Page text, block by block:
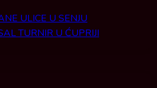
ULICE U SENJU
TURNIR U ĆUPRIJI